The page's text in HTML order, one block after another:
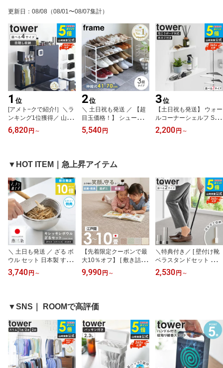
更新日 ： 08/08 （08/01〜08/07集計）
1 位
[アメト−クで紹介!］＼ラ
ンキング1位獲得／ 山崎
実業 隠せる調味料ラック
タワー 1段/2段/コンパク
ロ横ラック スパイスラッ
ク 調味料入れ 隠す 棚 ラ
ック キッチン すき間収
納 ホワイト ブラック 43
34 6003 1428 10789 Wo
rks
6,820円 ～
2位
＼ 土日祝も発送 ／ 【超
目玉価格！】 シューズラ
ック スリム 省スペース 3
段 おしゃれ 積み重ね 靴
靴箱 スニーカー 収納 シ
ューズボックス 幅70 幅4
0 奥行25 狭い 玄関 伸縮
シューズラック 山崎実業
7555 Works
5,540円
3位
【土日祝も発送】 ウォー
ルコーナーシェルフ Sサ
イズ/Lサイズ tower タワ
ー 山崎実業 石こうボー
棚 トイレ 玄関 寝室 ホワ
イト ブラック 1401 140
2 6911 6912 Works
2,200円 ～
▼HOT ITEM｜急上昇アイテム
＼ 土日も発送 ／ ざる ボ
ウル セット 日本製 すっ
きり暮らす キレッキレボ
ウル 11cm 15cm 単品/セ
調理ボウル キッチンボウ
ル 注ぎ口付き 注ぎやす
い 液だれしない 燕三条
ビーワーススタイル bws
works
3,740円 ～
【先着限定クーポンで最
大10％オフ】 [ 敷き詰め
カーペット 防音 防ダニ
抗菌 防臭 日本製 江戸間
ーペット 絨毯 じゅうた
ん 国産 ラグ 敷物 おしゃ
れ 子供部屋 赤ちゃん 子
供 シンプル 無地 北欧 オ
ールシーズン Works
9,990円 ～
＼特典付き／ [ 壁付け靴
ベラスタンドセット タワ
ー 35cm/65cm tower 山
崎実業 ] 靴べら 壁掛け 靴
プレゼント 父の日 ギフ
ト ホワイト ブラック 11
050 11051 11052 11053
works
2,530円 ～
▼SNS｜ ROOMで高評価